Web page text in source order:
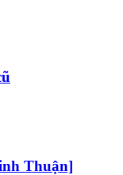
Thuận]